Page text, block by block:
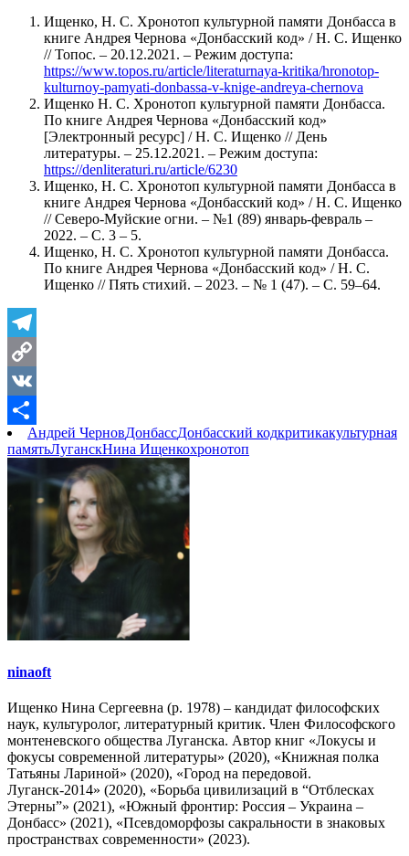
Ищенко, Н. С. Хронотоп культурной памяти Донбасса в
книге Андрея Чернова «Донбасский код» / Н. С. Ищенко
// Топос. – 20.12.2021. – Режим доступа:
https://www.topos.ru/article/literaturnaya-kritika/hronotop-
kulturnoy-pamyati-donbassa-v-knige-andreya-chernova
Ищенко Н. С. Хронотоп культурной памяти Донбасса.
По книге Андрея Чернова «Донбасский код»
[Электронный ресурс] / Н. С. Ищенко // День
литературы. – 25.12.2021. – Режим доступа:
https://denliteraturi.ru/article/6230
Ищенко, Н. С. Хронотоп культурной памяти Донбасса в
книге Андрея Чернова «Донбасский код» / Н. С. Ищенко
// Северо-Муйские огни. – №1 (89) январь-февраль –
2022. – С. 3 – 5.
Ищенко, Н. С. Хронотоп культурной памяти Донбасса.
По книге Андрея Чернова «Донбасский код» / Н. С.
Ищенко // Пять стихий. – 2023. – № 1 (47). – С. 59–64.
Telegram
Copy
Link
VK
Отправить
Андрей ЧерновДонбассДонбасский кодкритикакультурная
памятьЛуганскНина Ищенкохронотоп
ninaoft
Ищенко Нина Сергеевна (р. 1978) – кандидат философских
наук, культуролог, литературный критик. Член Философского
монтеневского общества Луганска. Автор книг «Локусы и
фокусы современной литературы» (2020), «Книжная полка
Татьяны Лариной» (2020), «Город на передовой.
Луганск-2014» (2020), «Борьба цивилизаций в “Отблесках
Этерны”» (2021), «Южный фронтир: Россия – Украина –
Донбасс» (2021), «Псевдоморфозы сакральности в знаковых
пространствах современности» (2023).